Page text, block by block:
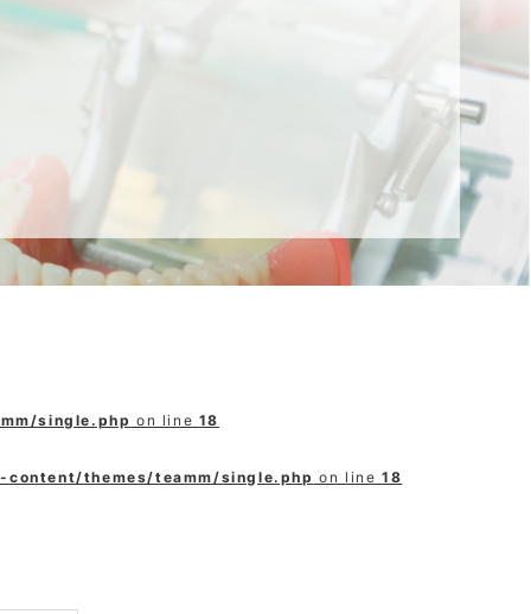
single.php on line 18
themes/teamm/single.php on line18